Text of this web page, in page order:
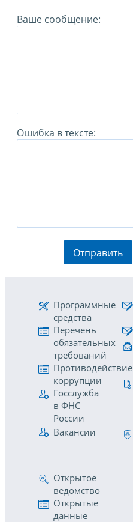
Ваше сообщение:
Ошибка в тексте:
Отправить
Программные
средства
Перечень
обязательных
требований
Противодействие
коррупции
Госслужба
в ФНС
России
Вакансии
Открытое
ведомство
Открытые
данные